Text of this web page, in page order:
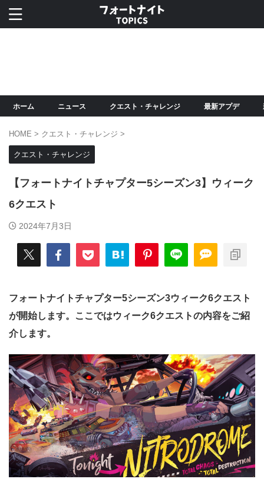
ホーム ニュース クエスト・チャレンジ 最新アプデ
HOME > クエスト・チャレンジ >
クエスト・チャレンジ
【フォートナイトチャプター5シーズン3】ウィーク
6クエスト
2024年7月3日
フォートナイトチャプター5シーズン3ウィーク6クエスト
が開始します。ここではウィーク6クエストの内容をご紹
介します。